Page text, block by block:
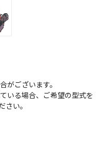
がございます。
いる場合、ご希望の型式を
さい。